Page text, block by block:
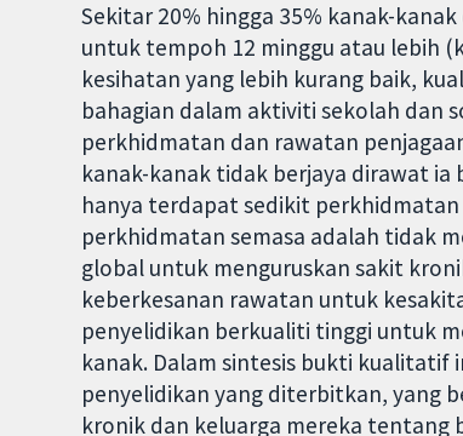
Sekitar 20% hingga 35% kanak-
untuk tempoh 12 minggu atau lebih
kesihatan yang lebih kurang baik,
bahagian dalam aktiviti sekolah dan
perkhidmatan dan rawatan
kanak-kanak tidak berjaya dirawat ia
hanya terdapat sedikit
perkhidmatan semasa adalah tidak
global untuk menguruskan sakit
keberkesanan rawatan untuk
penyelidikan berkualiti tinggi untuk
kanak. Dalam sintesis bukti kualitatif
penyelidikan yang diterbitkan, yang
kronik dan keluarga mereka tentang